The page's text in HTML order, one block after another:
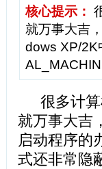
核心提示：
就万事大吉
dows XP/2K
很多计
就万事大吉
启动程序的
式还非常